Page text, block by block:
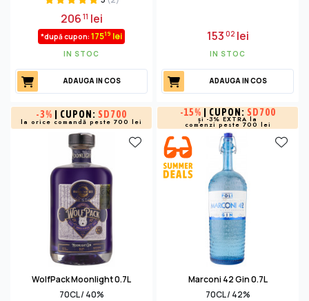
20611 lei
*după cupon: 17519 lei
IN STOC
ADAUGA IN COS
15302lei
IN STOC
ADAUGA IN COS
-3% | CUPON: SD700
la orice comandă peste 700 lei
WolfPack Moonlight 0.7L
70CL / 40%
-15% | CUPON: SD700
și -3% EXTRA la
comenzi peste 700 lei
Marconi 42 Gin 0.7L
70CL / 42%